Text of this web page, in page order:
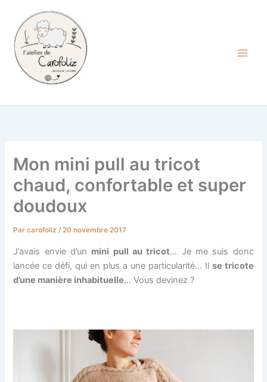
contenu
Mon mini pull au tricot
chaud, confortable et super
doudoux
Parcarofoliz/20 novembre 2017
J’avais envie d’un mini pull au tricot… Je me suis donc
lancée ce défi, qui en plus a une particularité… Il se tricote
d’une manière inhabituelle… Vous devinez ?